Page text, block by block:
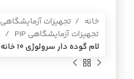
خانه
تجهیزات آزمایشگاهی
تجهیزات آزمایشگاهی PIP
لام گوده دار سرولوژي 10 خانه سفيد PIP